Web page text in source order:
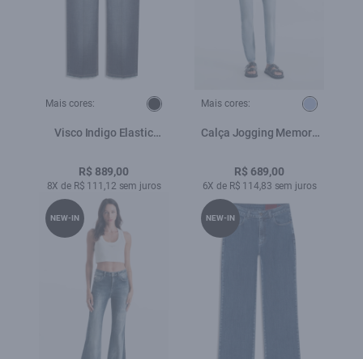
Mais cores:
Visco Indigo Elastic
Lav.Escuro C/ Matiz+3d
R$ 889,00
8X de R$ 111,12 sem juros
Mais cores:
Calça Jogging Memory
R$ 689,00
6X de R$ 114,83 sem juros
NEW-IN NEW-IN